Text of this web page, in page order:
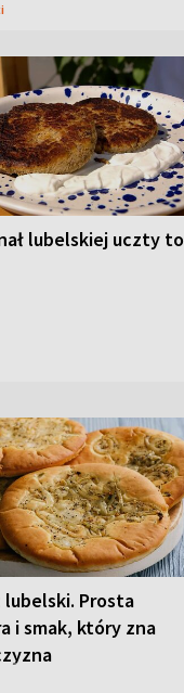
lubelskiej uczty to
lubelski. Prosta
i smak, który zna